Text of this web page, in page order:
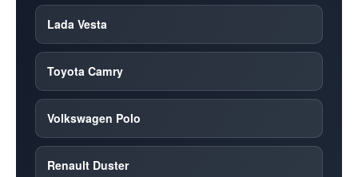
Lada Vesta
Toyota Camry
Volkswagen Polo
Renault Duster